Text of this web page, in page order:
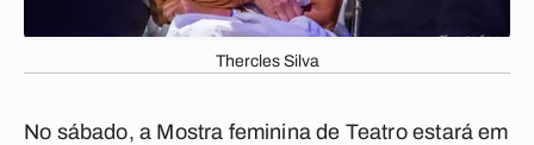
Thercles Silva
No sábado, a Mostra feminina de Teatro estará em